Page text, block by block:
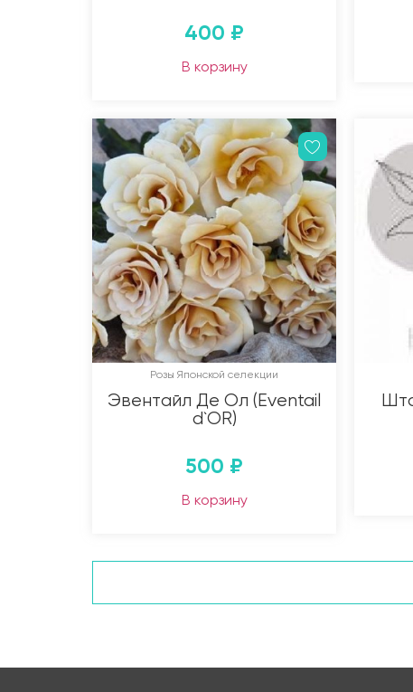
400 ₽
В корзину
Розы Японской селекции
Эвентайл Де Ол (Eventail
d`OR)
500 ₽
В корзину